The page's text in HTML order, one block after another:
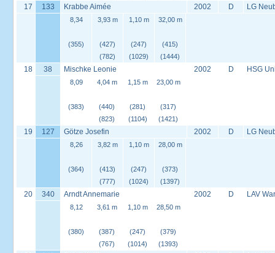
17 133 Krabbe Aimée 2002 D LG
8,34
(355)
3,93 m
(427)
(782)
1,10 m
(247)
(1029)
32,00 m
(415)
(1444)
18 38 Mischke Leonie 2002 D HSG
8,09
(383)
4,04 m
(440)
(823)
1,15 m
(281)
(1104)
23,00 m
(317)
(1421)
19 127 Götze Josefin 2002 D LG
8,26
(364)
3,82 m
(413)
(777)
1,10 m
(247)
(1024)
28,00 m
(373)
(1397)
20 340 Arndt Annemarie 2002 D LAV
8,12
(380)
3,61 m
(387)
(767)
1,10 m
(247)
(1014)
28,50 m
(379)
(1393)